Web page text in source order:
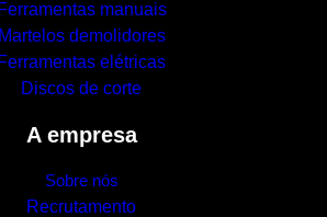
Ferramentas manuais
Martelos demolidores
Ferramentas elétricas
Discos de corte
A empresa
Sobre nós
Recrutamento